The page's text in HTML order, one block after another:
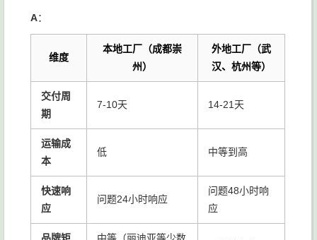
A：
维度
本地工厂（成都崇
州）
外地工厂（武
汉、杭州等）
交付周
期
7-10天 14-21天
运输成
本
低 中等到高
快速响
应
问题24小时响应
问题48小时响
应